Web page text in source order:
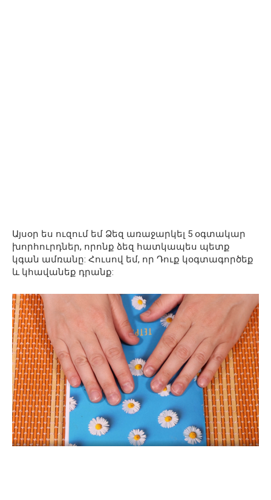
Այսօր ես ուզում եմ Ձեզ առաջարկել 5 օգտակար
խորհուրդներ, որոնք ձեզ հատկապես պետք
կգան ամռանը: Հուսով եմ, որ Դուք կօգտագործեք
և կհավանեք դրանք: